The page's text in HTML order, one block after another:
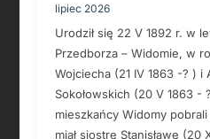
lipiec 2026
Urodził się 22 V 1892 r. w
Przedborza – Widomie, w
Wojciecha (21 IV 1863 -? ) i
Sokołowskich (20 V 1863
mieszkańcy Widomy
miał siostrę Stanisławę (20